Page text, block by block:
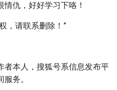
仇，好好学习下咯！
，请联系删除！”
者本人，搜狐号系信息发布平
务。